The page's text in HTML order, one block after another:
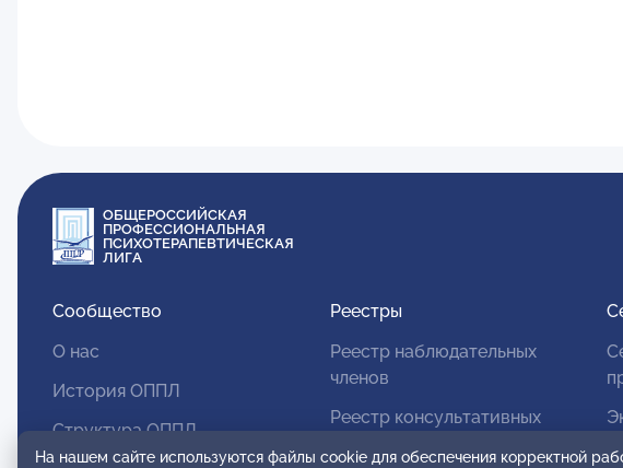
ОБЩЕРОССИЙСКАЯ
ПРОФЕССИОНАЛЬНАЯ
ПСИХОТЕРАПЕВТИЧЕСКАЯ
ЛИГА
Сообщество
О нас
История ОППЛ
Структура ОППЛ
Реестры
Реестр наблюдательных
членов
Реестр консультативных
На нашем сайте используются файлы cookie для обеспечения корректной